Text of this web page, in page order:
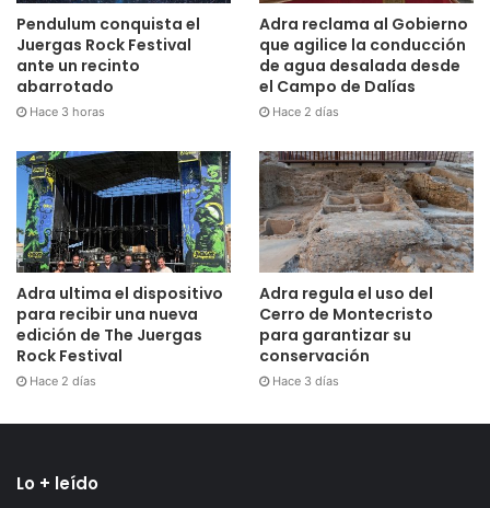
Pendulum conquista el
Juergas Rock Festival
ante un recinto
abarrotado
Hace 3 horas
Adra reclama al Gobierno
que agilice la conducción
de agua desalada desde
el Campo de Dalías
Hace 2 días
Adra ultima el dispositivo
para recibir una nueva
edición de The Juergas
Rock Festival
Hace 2 días
Adra regula el uso del
Cerro de Montecristo
para garantizar su
conservación
Hace 3 días
Lo + leído